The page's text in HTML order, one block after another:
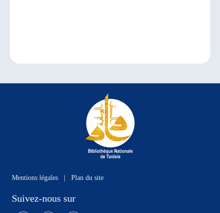
Mentions légales Plan du site
Suivez-nous sur